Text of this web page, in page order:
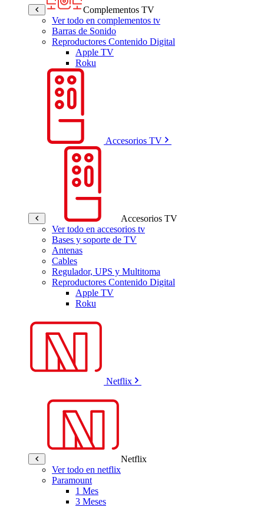
Complementos TV
Ver todo en complementos tv
Barras de Sonido
Reproductores Contenido Digital
Apple TV
Roku
Accesorios TV
Accesorios TV
Ver todo en accesorios tv
Bases y soporte de TV
Antenas
Cables
Regulador, UPS y Multitoma
Reproductores Contenido Digital
Apple TV
Roku
Netflix
Netflix
Ver todo en netflix
Paramount
1 Mes
3 Meses